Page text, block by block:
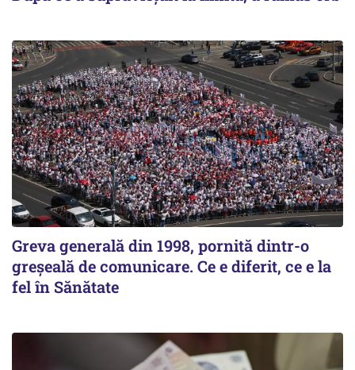
Greva generală din 1998, pornită dintr-o
greșeală de comunicare. Ce e diferit, ce e la
fel în Sănătate